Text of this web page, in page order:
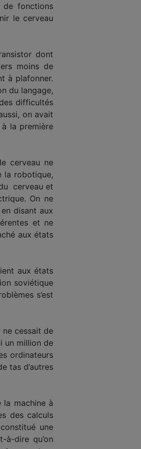
de fonctions
le cerveau
dont
moins de
à plafonner.
du langage,
difficultés
on avait
la première
cerveau ne
la robotique,
cerveau et
On ne
disant aux
et ne
aux états
aux états
soviétique
s’est
ne cessait de
un million de
ordinateurs
tas d’autres
la machine à
des calculs
une
dire qu’on